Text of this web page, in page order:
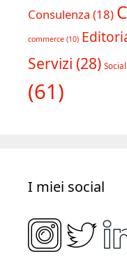
Consulenza (18)
commerce (10)
Servizi (28)
(61)
I miei social